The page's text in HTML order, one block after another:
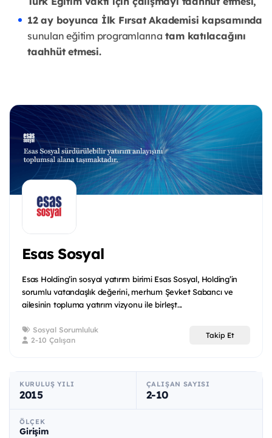
12 ay boyunca İlk Fırsat Akademisi kapsamında
sunulan eğitim programlarına tam katılacağını
taahhüt etmesi.
Esas Sosyal
Esas Holding’in sosyal yatırım birimi Esas Sosyal, Holding’in
sorumlu vatandaşlık değerini, merhum Şevket Sabancı ve
ailesinin topluma yatırım vizyonu ile birleşt...
Sosyal Sorumluluk
2-10 Çalışan
Takip Et
KURULUŞ YILI
2015
ÇALIŞAN SAYISI
2-10
ÖLÇEK
Girişim